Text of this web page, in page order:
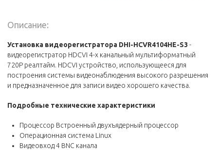
Описание:
Установка видеорегистратора DHI-HCVR4104HE-S3 -
видеорегистратор HDCVI 4-х канальный мультиформатный
720P реалтайм. HDCVI устройство, использующееся для
построения системы видеонаблюдения высокого разрешения
и предназначенное для записи видео хорошего качества.
Подробные технические характеристики
Процессор Встроенный двухъядерный процессор
Операционная система Linux
Видеовход 4 BNC канала